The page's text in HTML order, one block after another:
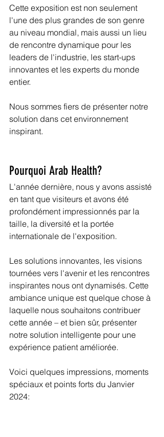
Cette exposition est non seulement
l'une des plus grandes de son genre
au niveau mondial, mais aussi un lieu
de rencontre dynamique pour les
leaders de l'industrie, les start-ups
innovantes et les experts du monde
entier.
Nous sommes fiers de présenter notre
solution dans cet environnement
inspirant.
Pourquoi Arab Health?
L'année dernière, nous y avons assisté
en tant que visiteurs et avons été
profondément impressionnés par la
taille, la diversité et la portée
internationale de l'exposition.
Les solutions innovantes, les visions
tournées vers l'avenir et les rencontres
inspirantes nous ont dynamisés. Cette
ambiance unique est quelque chose à
laquelle nous souhaitons contribuer
cette année – et bien sûr, présenter
notre solution intelligente pour une
expérience patient améliorée.
Voici quelques impressions, moments
spéciaux et points forts du Janvier
2024: